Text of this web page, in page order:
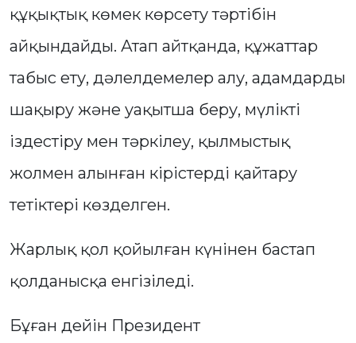
құқықтық көмек көрсету тәртібін
айқындайды. Атап айтқанда, құжаттар
табыс ету, дәлелдемелер алу, адамдарды
шақыру және уақытша беру, мүлікті
іздестіру мен тәркілеу, қылмыстық
жолмен алынған кірістерді қайтару
тетіктері көзделген.
Жарлық қол қойылған күнінен бастап
қолданысқа енгізіледі.
Бұған дейін Президент